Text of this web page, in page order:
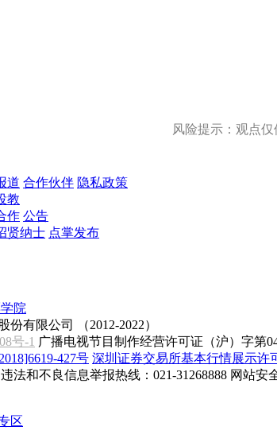
风险提示：观点
道 合作伙伴 隐私政策
教
作 公告
贤纳士 点掌发布
院
份有限公司 （2012-2022）
号-1 广播电视节目制作经营许可证（沪）字第
427号 深圳证券交易所基本行情展示许
违法和不良信息举报热线：021-31268888 网站安
区